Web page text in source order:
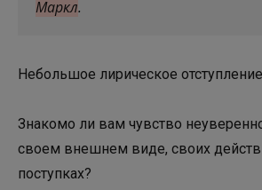
Маркл.
Небольшое лирическое
Знакомо ли вам чувство
своем внешнем виде, своих
поступках?